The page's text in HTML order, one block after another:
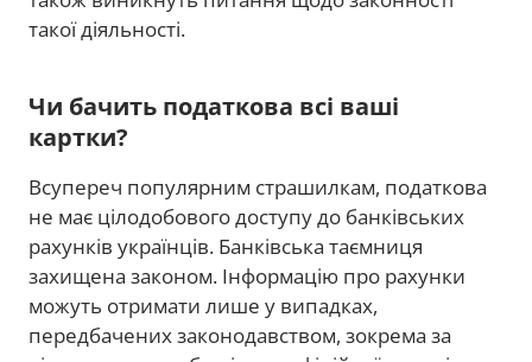
такої діяльності.
Чи бачить податкова всі ваші
картки?
Всупереч популярним страшилкам, податкова
не має цілодобового доступу до банківських
рахунків українців. Банківська таємниця
захищена законом. Інформацію про рахунки
можуть отримати лише у випадках,
передбачених законодавством, зокрема за